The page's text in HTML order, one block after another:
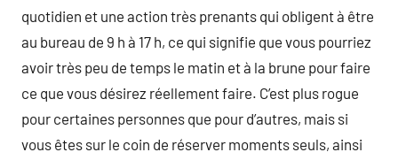
quotidien et une action très prenants qui obligent à être
au bureau de 9 h à 17 h, ce qui signifie que vous pourriez
avoir très peu de temps le matin et à la brune pour faire
ce que vous désirez réellement faire. C’est plus rogue
pour certaines personnes que pour d’autres, mais si
vous êtes sur le coin de réserver moments seuls, ainsi